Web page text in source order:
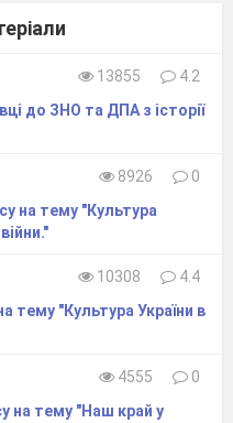
13855
4.2
до ЗНО та ДПА з історії
8926
0
на тему "Культура
10308
4.4
тему "Культура України в
4555
0
на тему "Наш край у